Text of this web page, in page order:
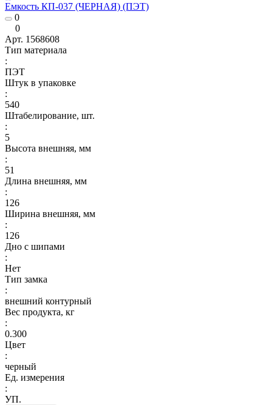
Емкость КП-037 (ЧЕРНАЯ) (ПЭТ)
0
0
Арт. 1568608
Тип материала
:
ПЭТ
Штук в упаковке
:
540
Штабелирование, шт.
:
5
Высота внешняя, мм
:
51
Длина внешняя, мм
:
126
Ширина внешняя, мм
:
126
Дно с шипами
:
Нет
Тип замка
:
внешний контурный
Вес продукта, кг
:
0.300
Цвет
:
черный
Ед. измерения
:
УП.